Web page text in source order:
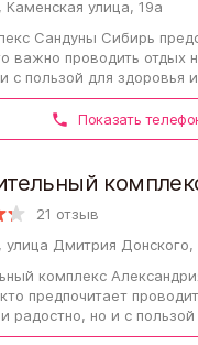
Каменская улица, 19а
Сандуны Сибирь
важно проводить отдых
с пользой для здоровья
самочувствия. Ощутить удовольствие…
Показать
21 отзыв
улица Дмитрия Донского,
комплекс
предпочитает
радостно, но и с
хорошего самочувствия. Компания…